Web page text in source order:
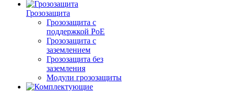
Грозозащита
Грозозащита с
поддержкой PoE
Грозозащита с
заземлением
Грозозащита без
заземления
Модули грозозащиты